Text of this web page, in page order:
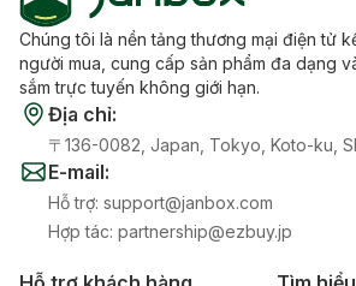
Chúng tôi là nền tảng thương mại điện tử
người mua, cung cấp sản phẩm đa dạng
sắm trực tuyến không giới hạn.
Địa chỉ:
〒136-0082, Japan, Tokyo, Koto-ku,
E-mail:
Hỗ trợ: support@janbox.com
Hợp tác: partnership@ezbuy.jp